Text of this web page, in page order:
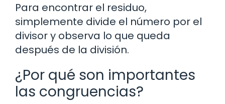
Para encontrar el residuo,
simplemente divide el número por el
divisor y observa lo que queda
después de la división.
¿Por qué son importantes
las congruencias?